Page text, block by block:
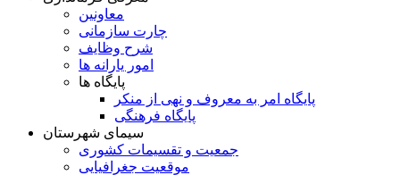
معاونین
چارت سازمانی
شرح وظایف
امور یارانه ها
پایگاه ها
پایگاه امر به معروف و نهی از منکر
پایگاه فرهنگی
سیمای شهرستان
جمعیت و تقسیمات کشوری
موقعیت جغرافیایی